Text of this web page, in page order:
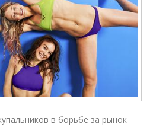
в борьбе за рынок